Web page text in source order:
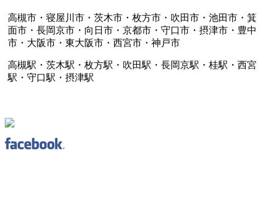
高槻市・寝屋川市・茨木市・枚方市・吹田市・池田市・箕
面市・長岡京市・向日市・京都市・守口市・摂津市・豊中
市・大阪市・東大阪市・西宮市・神戸市
高槻駅・茨木駅・枚方駅・吹田駅・長岡京駅・桂駅・西宮
駅・守口駅・摂津駅